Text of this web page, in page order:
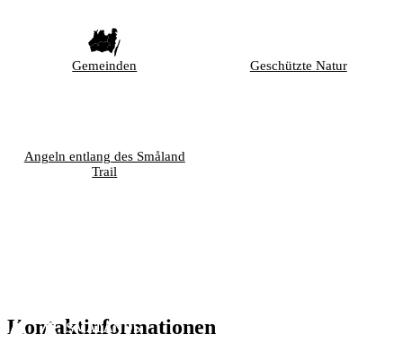
Gemeinden Geschützte Natur
Angeln entlang des Småland
Trail
Kontaktinformationen